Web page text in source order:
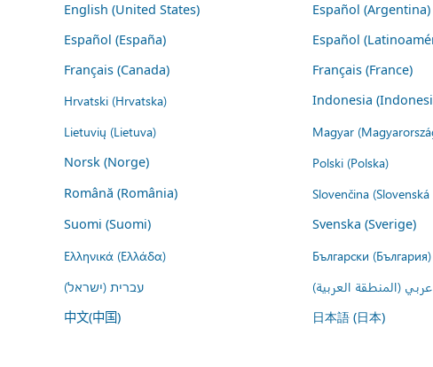
English (United States)
Español (Argentina)
Español (España)
Español
Français (Canada)
Français (France)
Hrvatski (Hrvatska) Indonesia
Lietuvių (Lietuva)
Magyar
Norsk (Norge)
Polski (Polska)
Română (România)
Slovenčina
Suomi (Suomi) Svenska (Sverige)
Ελληνικά (Ελλάδα)
Български (България)
עברית (ישראל)
عربي (المنطقة العربية)
中文(中国)
日本語 (日本)